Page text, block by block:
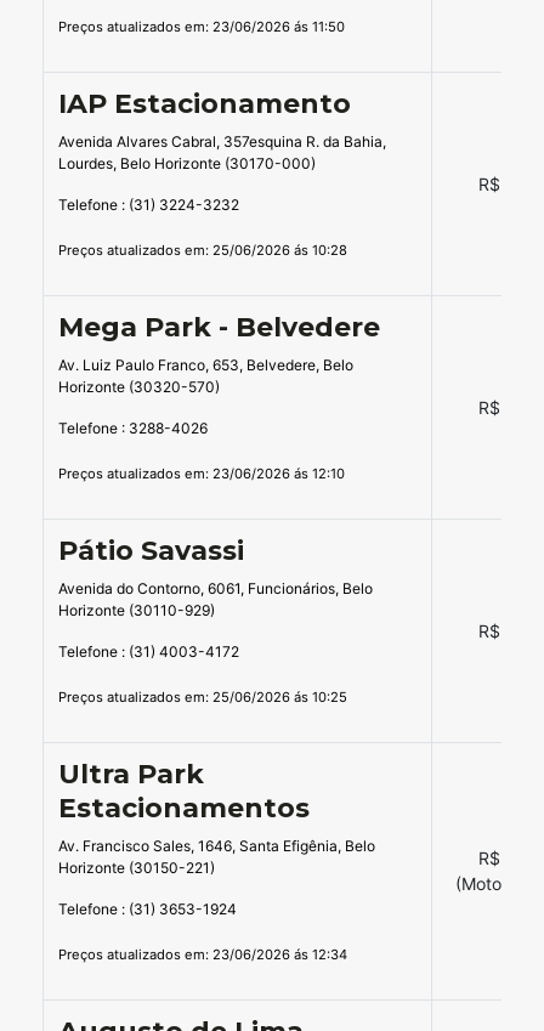
Preços atualizados em: 23/06/2026 ás 11:50
IAP Estacionamento
Avenida Alvares Cabral, 357esquina R. da Bahia,
Lourdes, Belo Horizonte (30170-000)
Telefone : (31) 3224-3232
Preços atualizados em: 25/06/2026 ás 10:28
R$
Mega Park - Belvedere
Av. Luiz Paulo Franco, 653, Belvedere, Belo
Horizonte (30320-570)
Telefone : 3288-4026
Preços atualizados em: 23/06/2026 ás 12:10
R$
Pátio Savassi
Avenida do Contorno, 6061, Funcionários, Belo
Horizonte (30110-929)
Telefone : (31) 4003-4172
Preços atualizados em: 25/06/2026 ás 10:25
R$
Ultra Park
Estacionamentos
Av. Francisco Sales, 1646, Santa Efigênia, Belo
Horizonte (30150-221)
Telefone : (31) 3653-1924
Preços atualizados em: 23/06/2026 ás 12:34
R$
(Moto =